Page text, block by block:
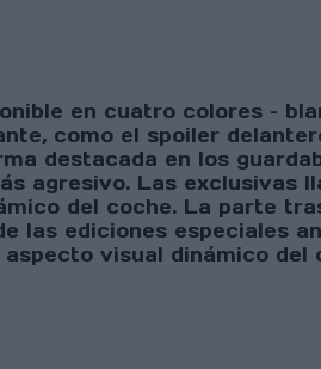
en cuatro colores –
como el spoiler
destacada en los
agresivo. Las exclusivas
del coche. La parte
las ediciones especiales
visual dinámico